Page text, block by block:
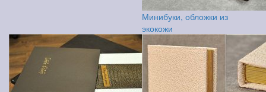
Минибуки, обложки из
экокожи